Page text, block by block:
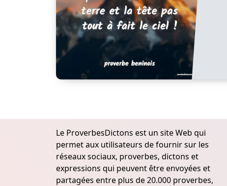
Le ProverbesDictons est un site Web qui
permet aux utilisateurs de fournir sur les
réseaux sociaux, proverbes, dictons et
expressions qui peuvent être envoyées et
partagées entre plus de 20.000 proverbes,